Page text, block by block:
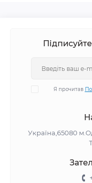
Я прочитав
Україна,65080